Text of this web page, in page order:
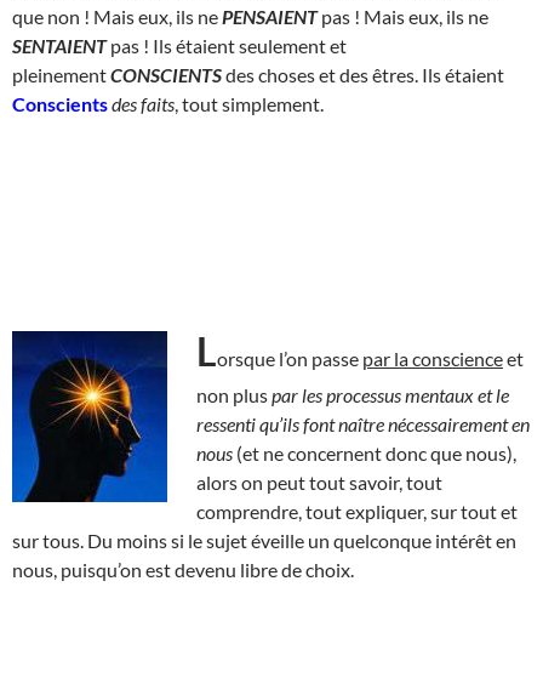
que non ! Mais eux, ils ne PENSAIENTpas ! Mais eux, ils ne
SENTAIENTpas ! Ils étaient seulement et
pleinementCONSCIENTSdes choses et des êtres. Ils étaient
Conscientsdes faits , tout simplement.
Lorsque l’on passe par la conscienceet
non pluspar les processus mentaux et le
ressenti qu’ils font naître nécessairement en
nous (et ne concernent donc que nous),
alors on peut tout savoir, tout
comprendre, tout expliquer, sur tout et
sur tous. Du moins si le sujet éveille un quelconque intérêt en
nous, puisqu’on est devenu libre de choix.